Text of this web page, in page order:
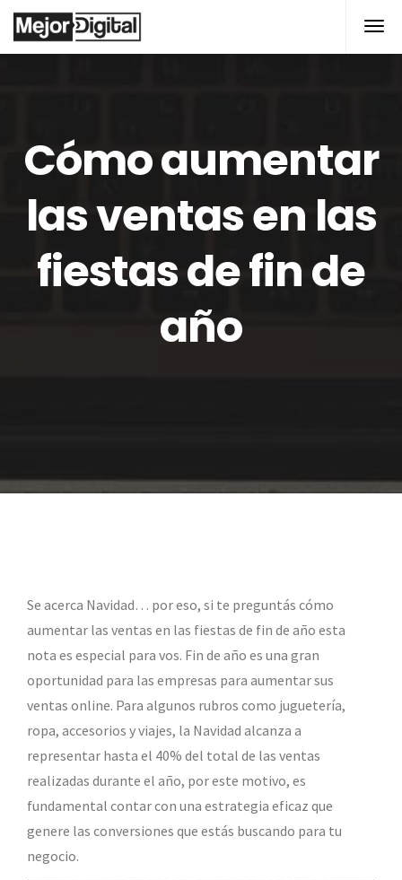
Cómo aumentar
las ventas en las
fiestas de fin de
año
Se acerca Navidad… por eso, si te preguntás cómo
aumentar las ventas en las fiestas de fin de año esta
nota es especial para vos. Fin de año es una gran
oportunidad para las empresas para aumentar sus
ventas online. Para algunos rubros como juguetería,
ropa, accesorios y viajes, la Navidad alcanza a
representar hasta el 40% del total de las ventas
realizadas durante el año, por este motivo, es
fundamental contar con una estrategia eficaz que
genere las conversiones que estás buscando para tu
negocio.